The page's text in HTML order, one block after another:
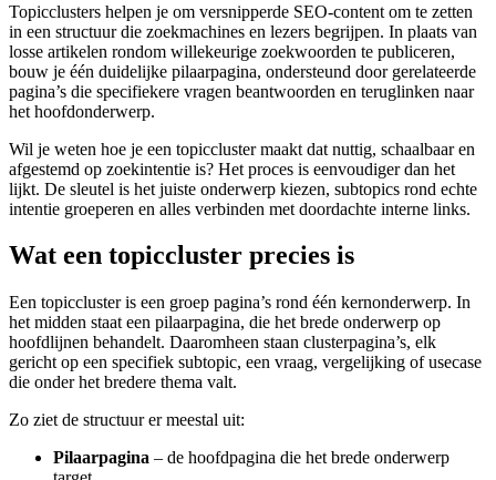
Topicclusters helpen je om versnipperde SEO-content om te zetten
in een structuur die zoekmachines en lezers begrijpen. In plaats van
losse artikelen rondom willekeurige zoekwoorden te publiceren,
bouw je één duidelijke pilaarpagina, ondersteund door gerelateerde
pagina’s die specifiekere vragen beantwoorden en teruglinken naar
het hoofdonderwerp.
Wil je weten hoe je een topiccluster maakt dat nuttig, schaalbaar en
afgestemd op zoekintentie is? Het proces is eenvoudiger dan het
lijkt. De sleutel is het juiste onderwerp kiezen, subtopics rond echte
intentie groeperen en alles verbinden met doordachte interne links.
Wat een topiccluster precies is
Een topiccluster is een groep pagina’s rond één kernonderwerp. In
het midden staat een pilaarpagina, die het brede onderwerp op
hoofdlijnen behandelt. Daaromheen staan clusterpagina’s, elk
gericht op een specifiek subtopic, een vraag, vergelijking of usecase
die onder het bredere thema valt.
Zo ziet de structuur er meestal uit:
Pilaarpagina – de hoofdpagina die het brede onderwerp